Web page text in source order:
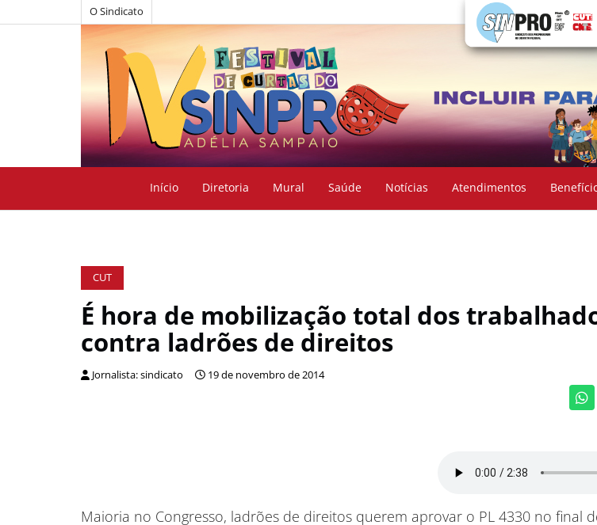
O Sindicato
Início Diretoria Mural Saúde Notícias Atendimentos
CUT
É hora de mobilização total dos
contra ladrões de direitos
Jornalista: sindicato 19 de novembro de 2014
Maioria no Congresso, ladrões de direitos querem aprovar o PL 4330 no final